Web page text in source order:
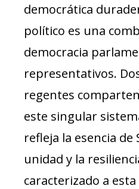
democrática
político es una
democracia
representativos.
regentes
este singular
refleja la esencia de
unidad y la
caracterizado a